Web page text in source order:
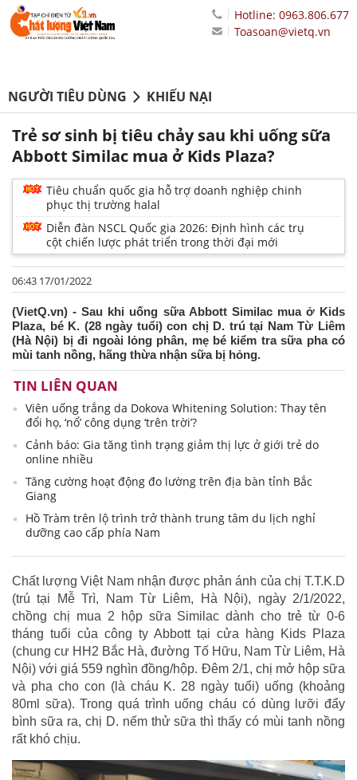
Hotline: 0963.806.677
Toasoan@vietq.vn
NGƯỜI TIÊU DÙNG KHIẾU NẠI
Trẻ sơ sinh bị tiêu chảy sau khi uống sữa
Abbott Similac mua ở Kids Plaza?
Tiêu chuẩn quốc gia hỗ trợ doanh nghiệp chinh
phục thị trường halal
Diễn đàn NSCL Quốc gia 2026: Định hình các trụ
cột chiến lược phát triển trong thời đại mới
06:43 17/01/2022
(VietQ.vn) - Sau khi uống sữa Abbott Similac mua ở Kids
Plaza, bé K. (28 ngày tuổi) con chị D. trú tại Nam Từ Liêm
(Hà Nội) bị đi ngoài lỏng phân, mẹ bé kiểm tra sữa pha có
mùi tanh nồng, hãng thừa nhận sữa bị hỏng.
TIN LIÊN QUAN
Viên uống trắng da Dokova Whitening Solution: Thay tên
đổi họ, ‘nổ’ công dụng ‘trên trời’?
Cảnh báo: Gia tăng tình trạng giảm thị lực ở giới trẻ do
online nhiều
Tăng cường hoạt động đo lường trên địa bàn tỉnh Bắc
Giang
Hồ Tràm trên lộ trình trở thành trung tâm du lịch nghỉ
dưỡng cao cấp phía Nam
Chất lượng Việt Nam nhận được phản ánh của chị T.T.K.D
(trú tại Mễ Trì, Nam Từ Liêm, Hà Nội), ngày 2/1/2022,
chồng chị mua 2 hộp sữa Similac dành cho trẻ từ 0-6
tháng tuổi của công ty Abbott tại cửa hàng Kids Plaza
(chung cư HH2 Bắc Hà, đường Tố Hữu, Nam Từ Liêm, Hà
Nội) với giá 559 nghìn đồng/hộp. Đêm 2/1, chị mở hộp sữa
và pha cho con (là cháu K. 28 ngày tuổi) uống (khoảng
80ml sữa). Trong quá trình uống cháu có dùng lưỡi đẩy
bình sữa ra, chị D. nếm thử sữa thì thấy có mùi tanh nồng
rất khó chịu.